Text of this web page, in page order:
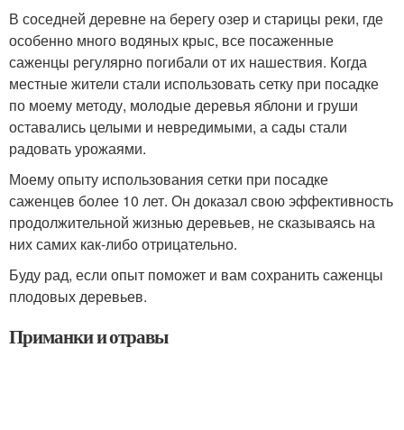
В соседней деревне на берегу озер и старицы реки, где
особенно много водяных крыс, все посаженные
саженцы регулярно погибали от их нашествия. Когда
местные жители стали использовать сетку при посадке
по моему методу, молодые деревья яблони и груши
оставались целыми и невредимыми, а сады стали
радовать урожаями.
Моему опыту использования сетки при посадке
саженцев более 10 лет. Он доказал свою эффективность
продолжительной жизнью деревьев, не сказываясь на
них самих как-либо отрицательно.
Буду рад, если опыт поможет и вам сохранить саженцы
плодовых деревьев.
Приманки и отравы